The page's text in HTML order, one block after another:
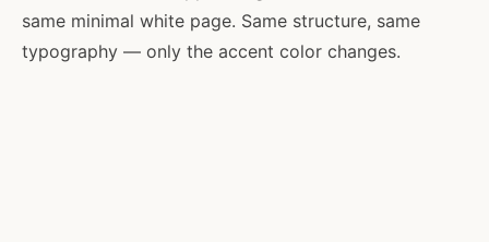
Cardiologista
São Paulo / SP
same minimal white page. Same structure, same
typography — only the accent color changes.